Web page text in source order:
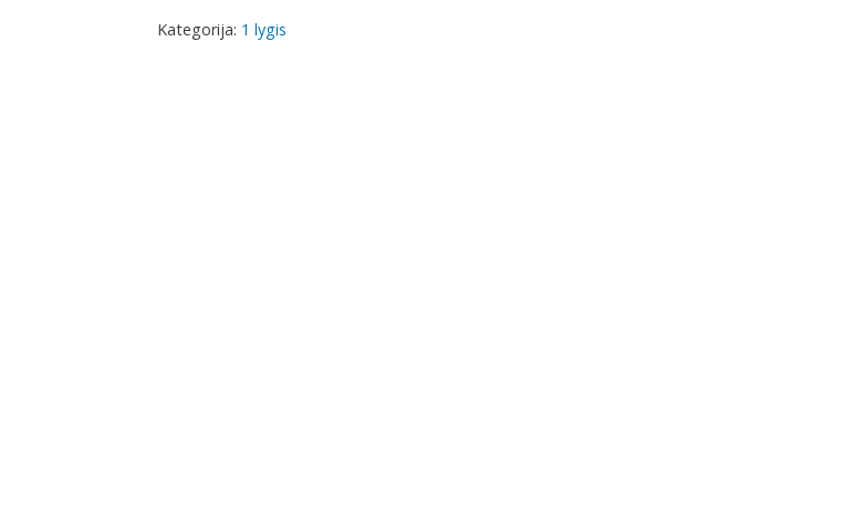
Kategorija: 1 lygis